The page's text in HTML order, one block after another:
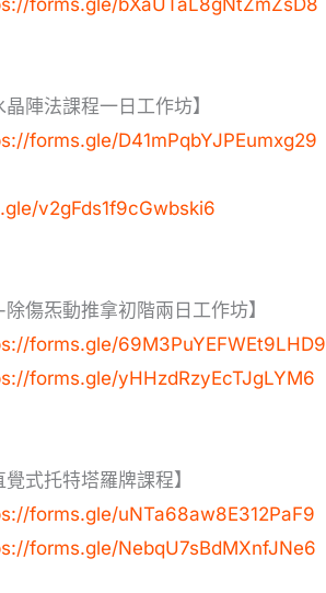
晶陣法課程一日工作坊】
forms.gle/D41mPqbYJPEumxg29
v2gFds1f9cGwbski6
除傷炁動推拿初階兩日工作坊】
forms.gle/69M3PuYEFWEt9LHD9
forms.gle/yHHzdRzyEcTJgLYM6
覺式托特塔羅牌課程】
forms.gle/uNTa68aw8E312PaF9
forms.gle/NebqU7sBdMXnfJNe6